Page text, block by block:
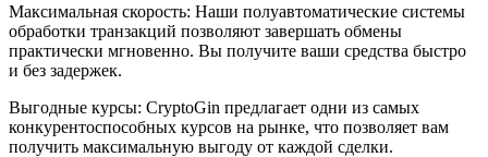
Максимальная скорость: Наши полуавтоматические системы
обработки транзакций позволяют завершать обмены
практически мгновенно. Вы получите ваши средства быстро
и без задержек.
Выгодные курсы: CryptoGin предлагает одни из самых
конкурентоспособных курсов на рынке, что позволяет вам
получить максимальную выгоду от каждой сделки.